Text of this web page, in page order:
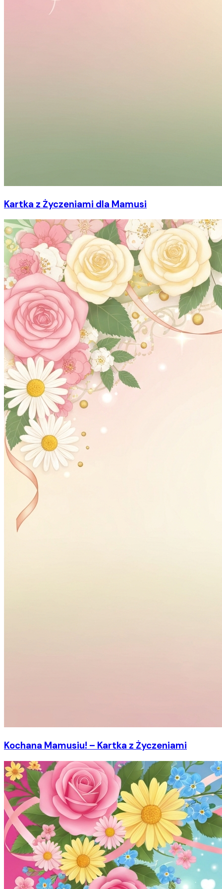
Kartka z Życzeniami dla Mamusi
Kochana Mamusiu! – Kartka z Życzeniami